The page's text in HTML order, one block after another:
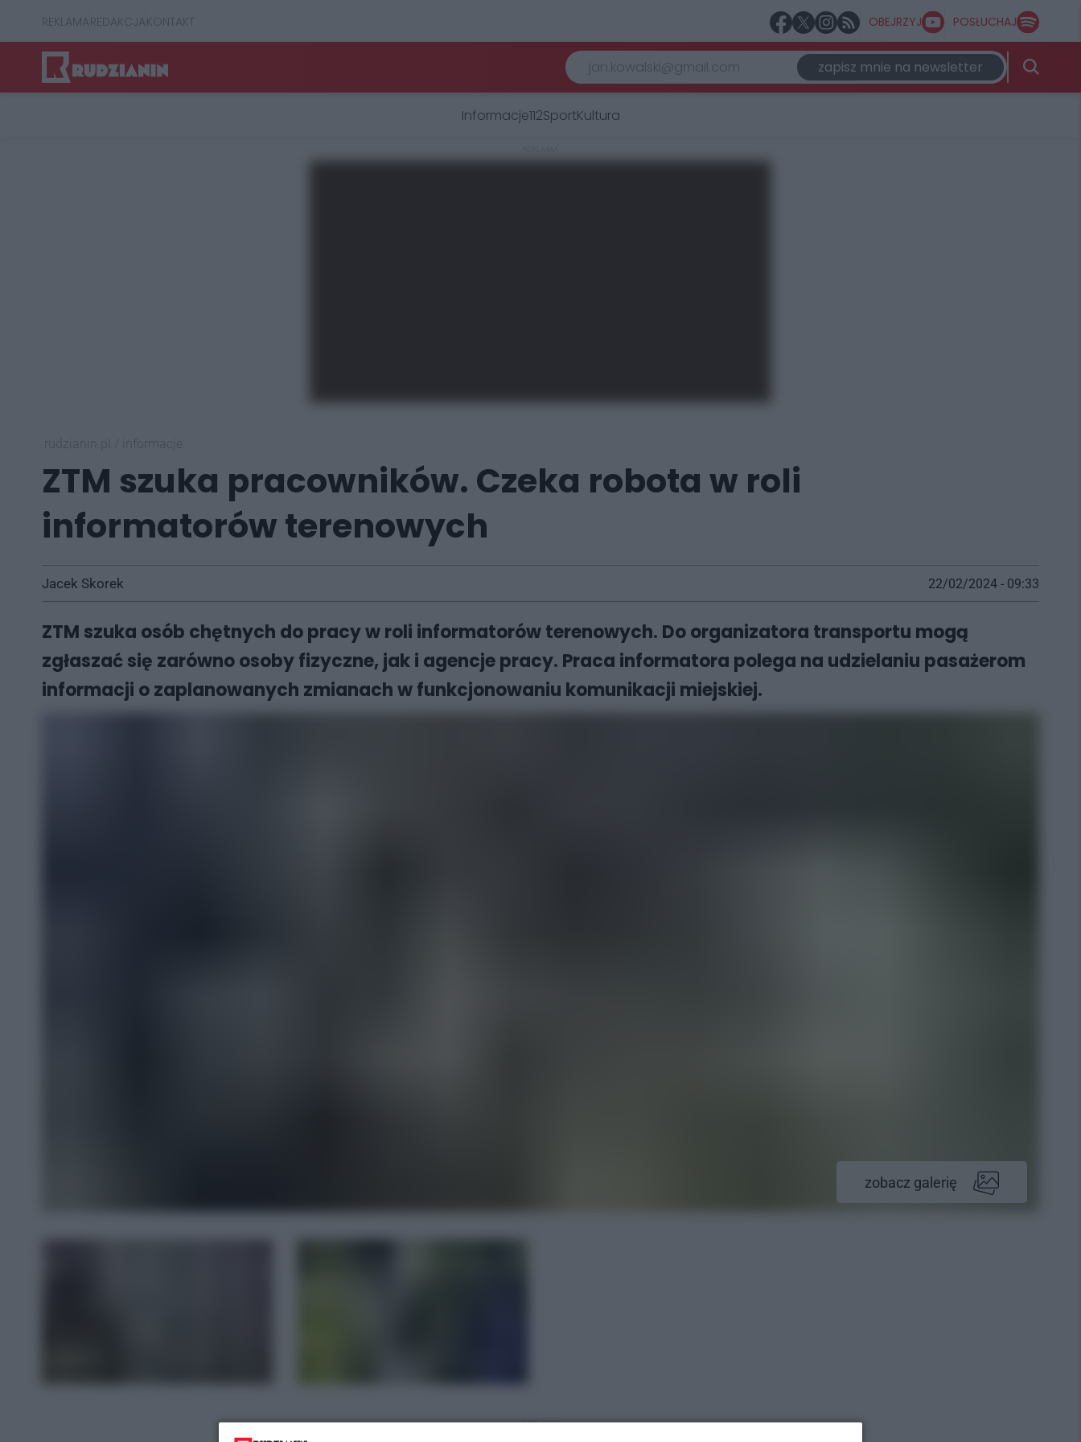
REKLAMAREDAKCJAKONTAKT OBEJRZYJ POSŁUCHAJ
zapisz mnie na newsletter
Informacje112SportKultura
ZTM szuka pracowników. Czeka robota w roli
informatorów terenowych
Jacek Skorek 22/02/2024 - 09:33
ZTM szuka osób chętnych do pracy w roli informatorów terenowych. Do organizatora transportu mogą
zgłaszać się zarówno osoby fizyczne, jak i agencje pracy. Praca informatora polega na udzielaniu pasażerom
informacji o zaplanowanych zmianach w funkcjonowaniu komunikacji miejskiej.
zobacz galerię
REKLAMA